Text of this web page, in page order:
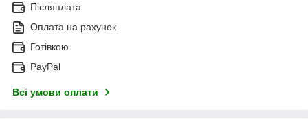
Післяплата
Оплата на рахунок
Готівкою
PayPal
Всі умови оплати